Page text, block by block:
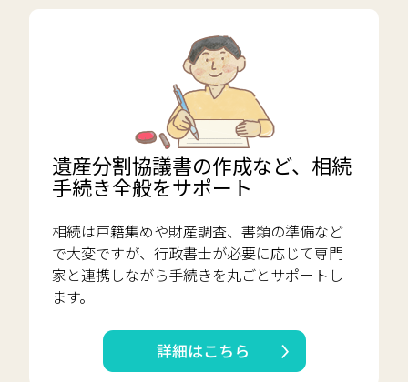
遺産分割協議書の作成など、相続
手続き全般をサポート
相続は戸籍集めや財産調査、書類の準備など
で大変ですが、行政書士が必要に応じて専門
家と連携しながら手続きを丸ごとサポートし
ます。